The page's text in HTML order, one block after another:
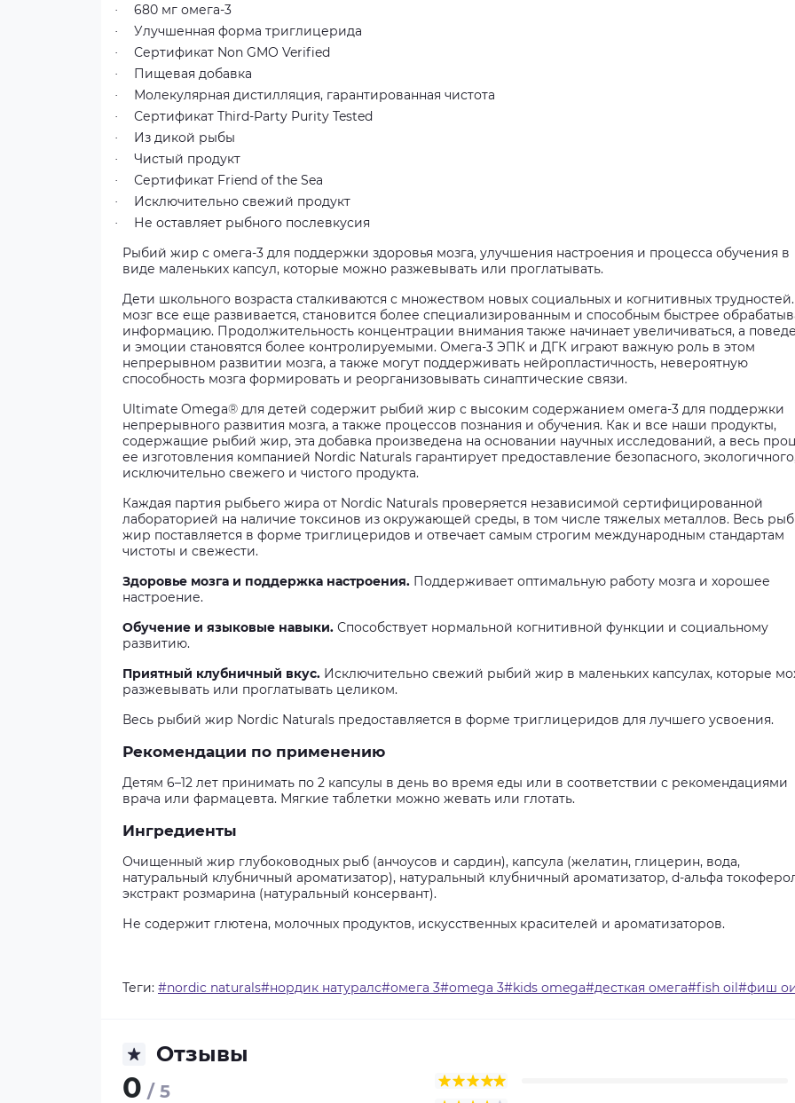
· 680 мг омега-3
· Улучшенная форма триглицерида
· Сертификат Non GMO Verified
· Пищевая добавка
· Молекулярная дистилляция, гарантированная чистота
· Сертификат Third-Party Purity Tested
· Из дикой рыбы
· Чистый продукт
· Сертификат Friend of the Sea
· Исключительно свежий продукт
·
Не оставляет рыбного послевкусия
Рыбий жир с омега-3 для поддержки здоровья мозга, улучшения настроения и процесса обучения в
виде маленьких капсул, которые можно разжевывать или проглатывать.
Дети школьного возраста сталкиваются с множеством новых социальных и когнитивных
мозг все еще развивается, становится более специализированным и способным быстрее
информацию. Продолжительность концентрации внимания также начинает увеличиваться, а
и эмоции становятся более контролируемыми. Омега-3 ЭПК и ДГК играют важную роль в этом
непрерывном развитии мозга, а также могут поддерживать нейропластичность, невероятную
способность мозга формировать и реорганизовывать синаптические связи.
Ultimate Omega® для детей содержит рыбий жир с высоким содержанием омега-3 для поддержки
непрерывного развития мозга, а также процессов познания и обучения. Как и все наши продукты,
содержащие рыбий жир, эта добавка произведена на основании научных исследований, а весь
ее изготовления компанией Nordic Naturals гарантирует предоставление безопасного,
исключительно свежего и чистого продукта.
Каждая партия рыбьего жира от Nordic Naturals проверяется независимой сертифицированной
лабораторией на наличие токсинов из окружающей среды, в том числе тяжелых металлов. Весь
жир поставляется в форме триглицеридов и отвечает самым строгим международным стандартам
чистоты и свежести.
Здоровье мозга и поддержка настроения. Поддерживает оптимальную работу мозга и хорошее
настроение.
Обучение и языковые навыки. Способствует нормальной когнитивной функции и социальному
развитию.
Приятный клубничный вкус. Исключительно свежий рыбий жир в маленьких капсулах, которые
разжевывать или проглатывать целиком.
Весь рыбий жир Nordic Naturals предоставляется в форме триглицеридов для лучшего усвоения.
Рекомендации по применению
Детям 6–12 лет принимать по 2 капсулы в день во время еды или в соответствии с рекомендациями
врача или фармацевта. Мягкие таблетки можно жевать или глотать.
Ингредиенты
Очищенный жир глубоководных рыб (анчоусов и сардин), капсула (желатин, глицерин, вода,
натуральный клубничный ароматизатор), натуральный клубничный ароматизатор, d-альфа
экстракт розмарина (натуральный консервант).
Не содержит глютена, молочных продуктов, искусственных красителей и ароматизаторов.
Теги: #nordic naturals#нордик натуралс#омега 3#omega 3#kids omega#десткая омега#fish oil#фиш
Отзывы
0 / 5